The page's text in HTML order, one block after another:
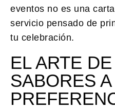
eventos no es una
servicio pensado de
tu celebración.
EL ARTE
SABORES